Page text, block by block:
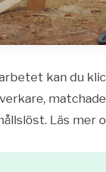
kan du
Läs mer